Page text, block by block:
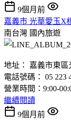
9個月前
嘉義市 光華愛玉X
南台灣 國內旅遊
地址： 嘉義市東區
電話號碼： 05 223
營業時間：9:00-
繼續閱讀
9個月前